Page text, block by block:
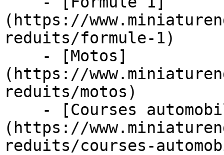
(https://
reduits/formule-1)
(https://
reduits/motos)
(https://
reduits/courses-